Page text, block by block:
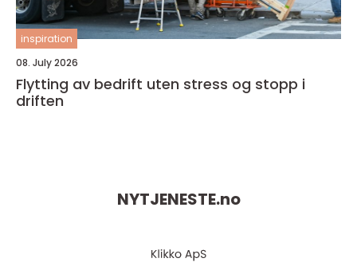
inspiration
08. July 2026
Flytting av bedrift uten stress og stopp i
driften
NYTJENESTE.no